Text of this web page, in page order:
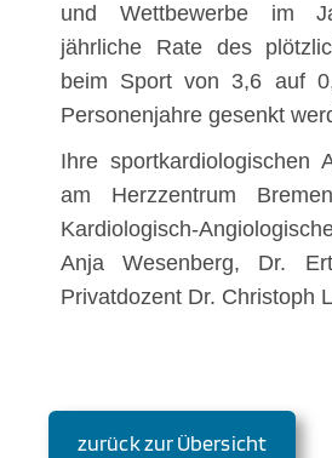
und Wettbewerbe im
jährliche Rate des
beim Sport von 3,6 auf
Personenjahre gesenkt
Ihre sportkardiologischen
am Herzzentrum
Kardiologisch-
Anja Wesenberg, Dr.
Privatdozent Dr. Christoph
zurück zur Übersicht